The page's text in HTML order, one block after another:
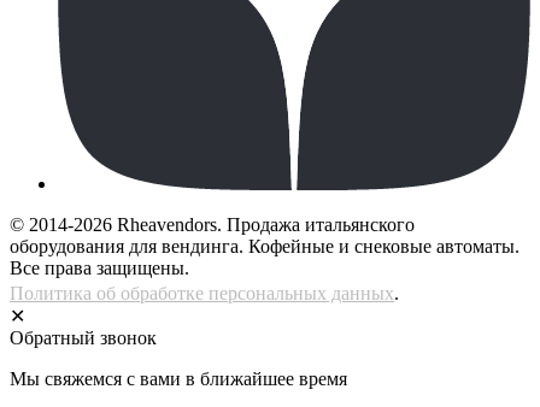
© 2014-2026 Rheavendors. Продажа итальянского
оборудования для вендинга. Кофейные и снековые автоматы.
Все права защищены.
Политика об обработке персональных данных.
✕
Обратный звонок
Мы свяжемся с вами в ближайшее время